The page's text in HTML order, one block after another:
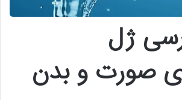
ژل
صورت و بدن